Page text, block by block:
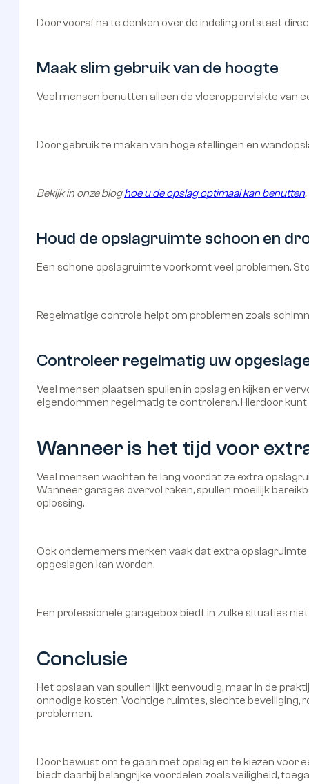
Door vooraf na te denken over de indeling ontstaat
Maak slim gebruik van de hoogte
Veel mensen benutten alleen de vloeroppervlakte van
Door gebruik te maken van hoge stellingen en
Bekijk in onze bloghoe u de opslag optimaal kan benutten.
Houd de opslagruimte schoon en
Een schone opslagruimte voorkomt veel problemen.
Regelmatige controle helpt om problemen zoals
Controleer regelmatig uw
Veel mensen plaatsen spullen in opslag en kijken er
eigendommen regelmatig te controleren. Hierdoor
Wanneer is het tijd voor
Veel mensen wachten te lang voordat ze extra
Wanneer garages overvol raken, spullen moeilijk
oplossing.
Ook ondernemers merken vaak dat extra
opgeslagen kan worden.
Een professionele garagebox biedt in zulke situaties
Conclusie
Het opslaan van spullen lijkt eenvoudig, maar in de
onnodige kosten. Vochtige ruimtes, slechte
problemen.
Door bewust om te gaan met opslag en te kiezen voor
biedt daarbij belangrijke voordelen zoals veiligheid,